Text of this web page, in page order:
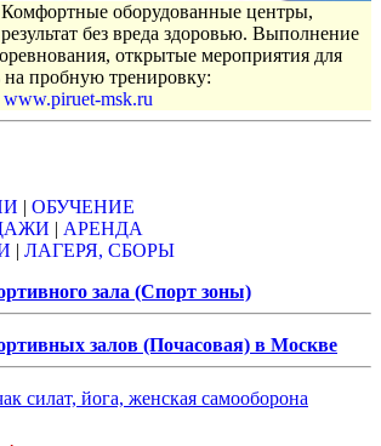
Комфортные оборудованные центры,
без вреда здоровью. Выполнение
открытые мероприятия для
на пробную тренировку:
www.piruet-msk.ru
| ОБУЧЕНИЕ
| АРЕНДА
| ЛАГЕРЯ, СБОРЫ
зала (Спорт зоны)
залов (Почасовая) в Москве
силат, йога, женская самооборона